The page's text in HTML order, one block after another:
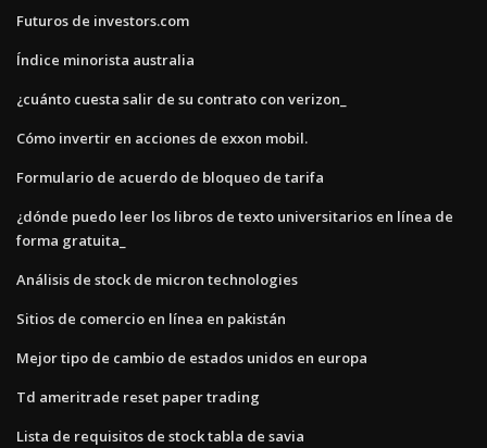
Futuros de investors.com
Índice minorista australia
¿cuánto cuesta salir de su contrato con verizon_
Cómo invertir en acciones de exxon mobil.
Formulario de acuerdo de bloqueo de tarifa
¿dónde puedo leer los libros de texto universitarios en línea de
forma gratuita_
Análisis de stock de micron technologies
Sitios de comercio en línea en pakistán
Mejor tipo de cambio de estados unidos en europa
Td ameritrade reset paper trading
Lista de requisitos de stock tabla de savia